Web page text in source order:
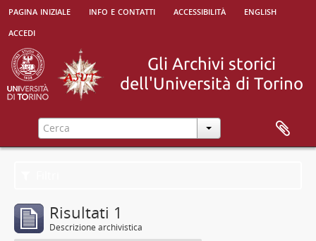
pagina iniziale info e contatti accessibilità
english
accedi
Risultati 1
Descrizione archivistica